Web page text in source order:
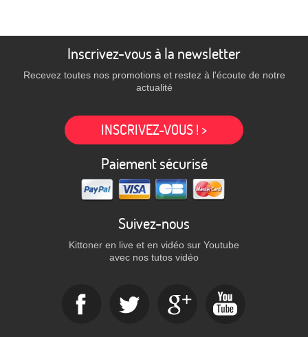
Inscrivez-vous à la newsletter
Recevez toutes nos promotions et restez à l'écoute de notre
actualité
INSCRIVEZ-VOUS ! >
Paiement sécurisé
Suivez-nous
Kittoner en live et en vidéo sur Youtube
avec nos tutos vidéo